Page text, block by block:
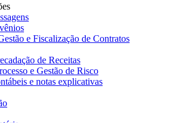
e Fiscalização de Contratos
de Receitas
e Gestão de Risco
e notas explicativas